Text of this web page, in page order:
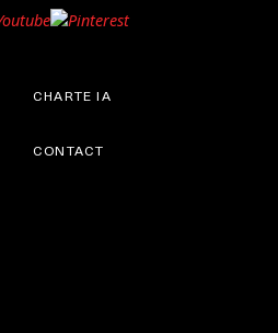
CHARTE IA
CONTACT